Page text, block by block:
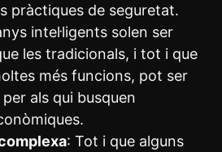
pràctiques de seguretat.
intel·ligents solen ser
les tradicionals, i tot i que
més funcions, pot ser
als qui busquen
: Tot i que alguns